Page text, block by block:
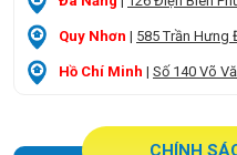
Quy Nhơn | 585 Trần Hưng
Hồ Chí Minh | Số 140 Võ